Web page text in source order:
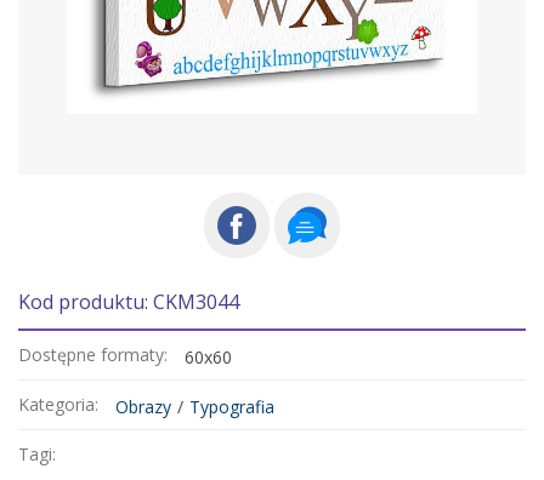
Kod produktu: CKM3044
Dostępne formaty: 60x60
Kategoria: Obrazy / Typografia
Tagi: